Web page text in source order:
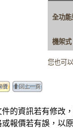
全功能
機架式
您也可
件的資訊若有修改
或報價若有誤，以